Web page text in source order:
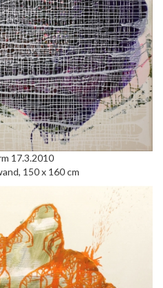
17.3.2010
150 x 160 cm